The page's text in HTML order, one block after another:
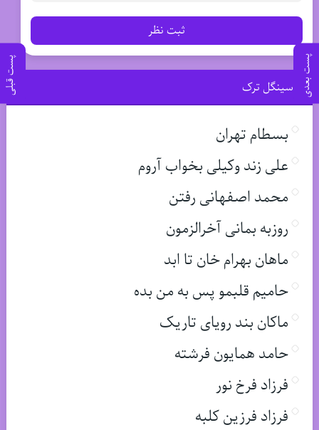
پست بعدی پست قبلی
ثبت نظر
سینگل ترک
بسطام تهران
علی زند وکیلی بخواب آروم
محمد اصفهانی رفتن
روزبه بمانی آخرالزمون
ماهان بهرام خان تا ابد
حامیم قلبمو پس به من بده
ماکان بند رویای تاریک
حامد همایون فرشته
فرزاد فرخ نور
فرزاد فرزین کلبه